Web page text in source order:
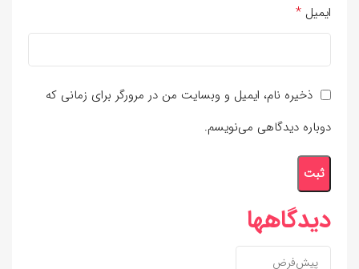
دیدگاهها
ایمیل *
ذخیره نام، ایمیل و وبسایت من در مرورگر برای زمانی که
دوباره دیدگاهی می‌نویسم.